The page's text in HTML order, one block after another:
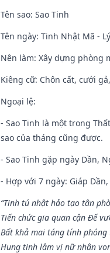
Tên sao: Sao Tinh
Tên ngày: Tinh Nhật Mã -
Nên làm: Xây dựng phòng
Kiêng cữ: Chôn cất, cưới
Ngoại lệ:
- Sao Tinh là một trong
sao của tháng cũng được.
- Sao Tinh gặp ngày Dần,
- Hợp với 7 ngày: Giáp
“Tinh tú nhật hảo tạo tân
Tiến chức gia quan cận Đế
Bất khả mai táng tính phóng
Hung tinh lâm vị nữ nhân